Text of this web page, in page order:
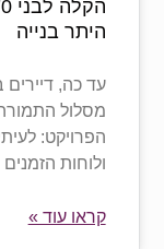
היתר בנייה
מסלול
הפרויקט:
ולוחות
קראו עוד »